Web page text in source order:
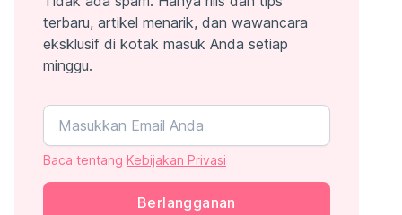
terbaru, artikel menarik, dan wawancara
eksklusif di kotak masuk Anda setiap
minggu.
Baca tentang Kebijakan Privasi
Berlangganan